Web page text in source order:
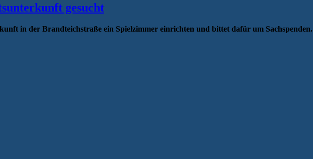
gesucht
in der Brandteichstraße ein Spielzimmer einrichten und bittet dafür um Sachspenden.